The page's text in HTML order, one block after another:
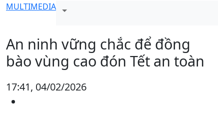
MULTIMEDIA
An ninh vững chắc để đồng
bào vùng cao đón Tết an toàn
17:41, 04/02/2026